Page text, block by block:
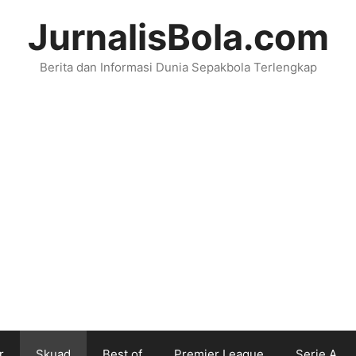
JurnalisBola.com
Berita dan Informasi Dunia Sepakbola Terlengkap